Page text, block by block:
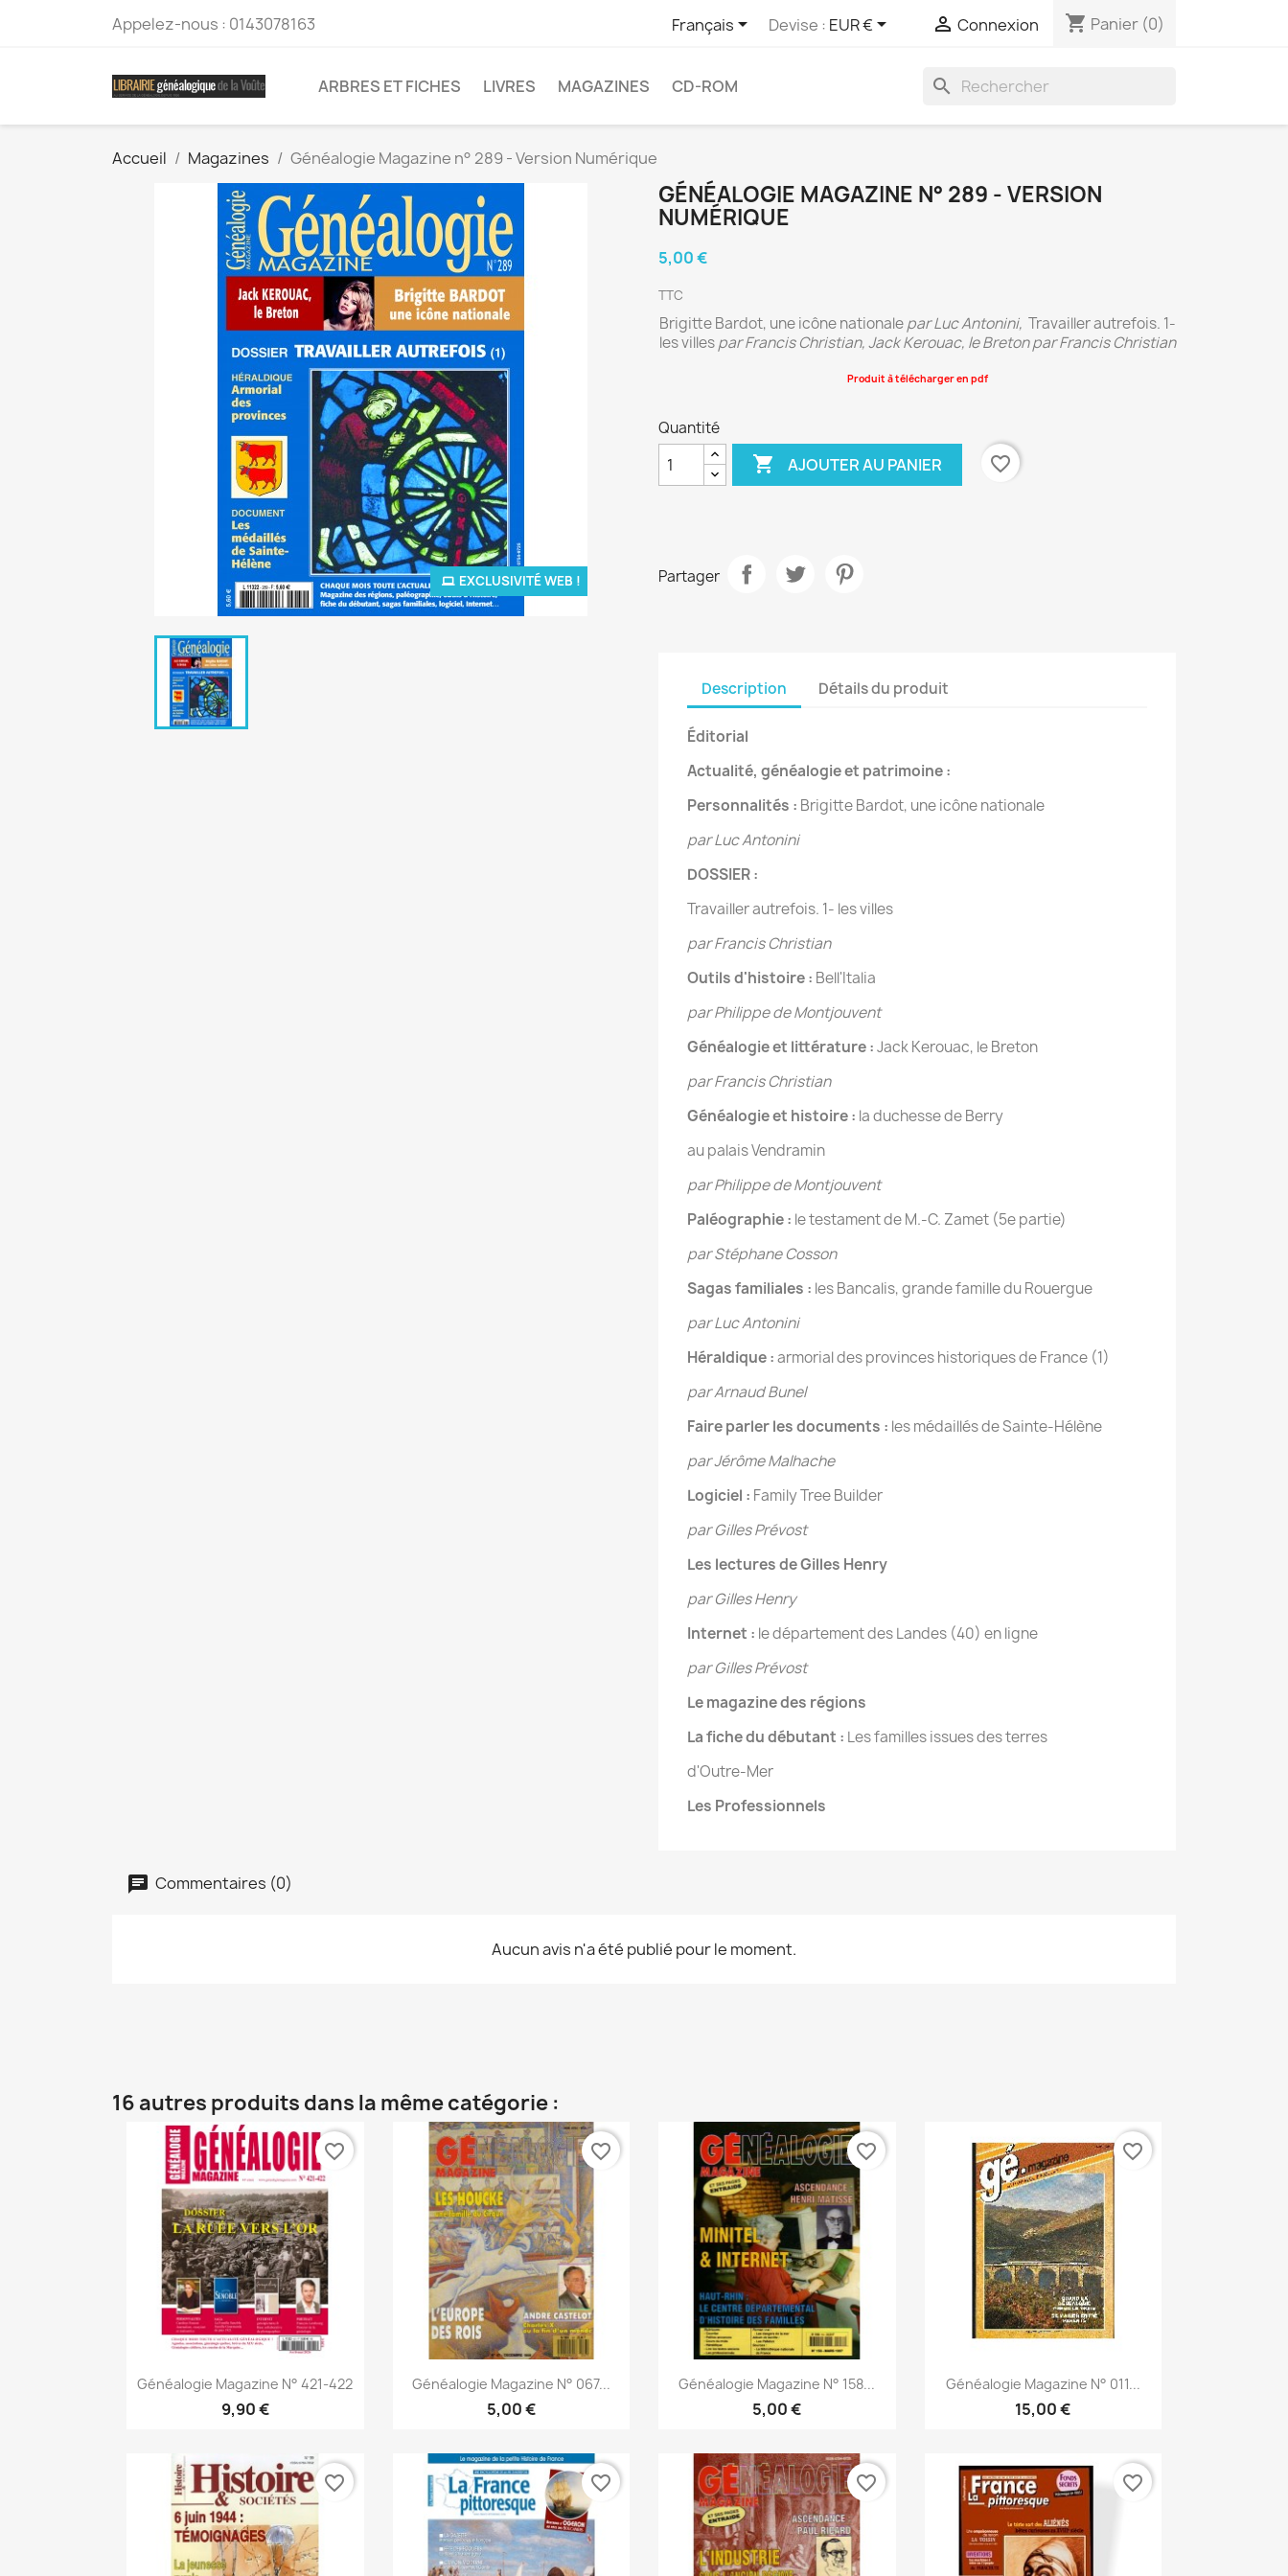
Appelez-nous : 0143078163 Français Devise : EUR €  Connexion shopping_cart Panier (0)
ARBRES ET FICHES LIVRES MAGAZINES CD-ROM search
Accueil Magazines Généalogie Magazine n° 289 - Version Numérique
EXCLUSIVITÉ WEB !
GÉNÉALOGIE MAGAZINE N° 289 - VERSION
NUMÉRIQUE
5,00 €
TTC
Brigitte Bardot, une icône nationalepar Luc Antonini, Travailler autrefois. 1-
les villespar Francis Christian, Jack Kerouac, le Bretonpar Francis Christian
Produit à télécharger en pdf
Quantité
 AJOUTER AU PANIER favorite_border
Partager
Description Détails du produit
Éditorial
Actualité, généalogie et patrimoine :
Personnalités : Brigitte Bardot, une icône nationale
par Luc Antonini
DOSSIER :
Travailler autrefois. 1- les villes
par Francis Christian
Outils d'histoire : Bell'Italia
par Philippe de Montjouvent
Généalogie et littérature :Jack Kerouac, le Breton
par Francis Christian
Généalogie et histoire : la duchesse de Berry
au palais Vendramin
par Philippe de Montjouvent
Paléographie : le testament de M.-C. Zamet (5e partie)
par Stéphane Cosson
Sagas familiales : les Bancalis, grande famille du Rouergue
par Luc Antonini
Héraldique :armorial des provinces historiques de France (1)
par Arnaud Bunel
Faire parler les documents : les médaillés de Sainte-Hélène
par Jérôme Malhache
Logiciel : Family Tree Builder
par Gilles Prévost
Les lectures de Gilles Henry
par Gilles Henry
Internet : le département des Landes (40) en ligne
par Gilles Prévost
Le magazine des régions
La fiche du débutant : Les familles issues des terres
d'Outre-Mer
Les Professionnels
Commentaires (0)
Aucun avis n'a été publié pour le moment.
16 autres produits dans la même catégorie :
Aperçu rapide
Généalogie Magazine N° 421-422
9,90 €
favorite_border
Aperçu rapide
Généalogie Magazine N° 067...
5,00 €
favorite_border
Aperçu rapide
Généalogie Magazine N° 158...
5,00 €
favorite_border
Aperçu rapide
Généalogie Magazine N° 011...
15,00 €
favorite_border
favorite_border favorite_border favorite_border favorite_border